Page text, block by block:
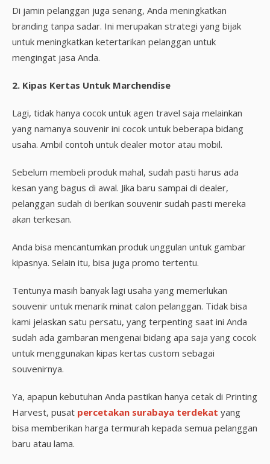
Di jamin pelanggan juga senang, Anda meningkatkan
branding tanpa sadar. Ini merupakan strategi yang bijak
untuk meningkatkan ketertarikan pelanggan untuk
mengingat jasa Anda.
2. Kipas Kertas Untuk Marchendise
Lagi, tidak hanya cocok untuk agen travel saja melainkan
yang namanya souvenir ini cocok untuk beberapa bidang
usaha. Ambil contoh untuk dealer motor atau mobil.
Sebelum membeli produk mahal, sudah pasti harus ada
kesan yang bagus di awal. Jika baru sampai di dealer,
pelanggan sudah di berikan souvenir sudah pasti mereka
akan terkesan.
Anda bisa mencantumkan produk unggulan untuk gambar
kipasnya. Selain itu, bisa juga promo tertentu.
Tentunya masih banyak lagi usaha yang memerlukan
souvenir untuk menarik minat calon pelanggan. Tidak bisa
kami jelaskan satu persatu, yang terpenting saat ini Anda
sudah ada gambaran mengenai bidang apa saja yang cocok
untuk menggunakan kipas kertas custom sebagai
souvenirnya.
Ya, apapun kebutuhan Anda pastikan hanya cetak di Printing
Harvest, pusat percetakan surabaya terdekat yang
bisa memberikan harga termurah kepada semua pelanggan
baru atau lama.